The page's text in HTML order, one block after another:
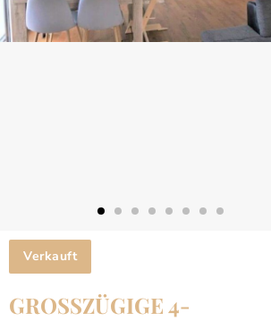
Verkauft
GROSSZÜGIGE 4-Z